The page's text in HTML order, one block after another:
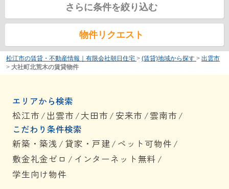
さらに条件を絞り込む
物件リクエスト
松江市の賃貸・不動産情報｜有限会社朝日住宅 > (賃貸)地域から探す > 出雲市
> 大社町北荒木の賃貸物件
エリアから検索
松江市 / 出雲市 /大田市 / 安来市 /雲南市 /
こだわり条件検索
新築・築浅 / 貸家・戸建/ ペット可物件 /
敷金礼金ゼロ / インターネット無料 /
学生向け物件